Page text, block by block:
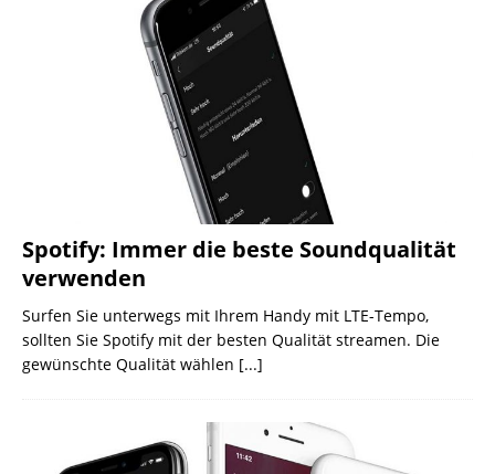
Spotify: Immer die beste Soundqualität
verwenden
Surfen Sie unterwegs mit Ihrem Handy mit LTE-Tempo,
sollten Sie Spotify mit der besten Qualität streamen. Die
gewünschte Qualität wählen [...]